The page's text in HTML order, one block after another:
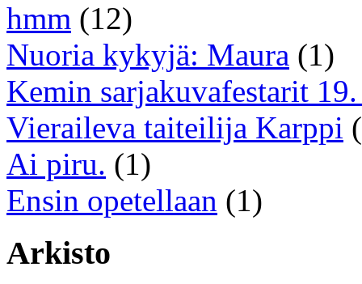
hmm (12)
Nuoria kykyjä: Maura (1)
Kemin sarjakuvafestarit
Vieraileva taiteilija Karppi
Ai piru. (1)
Ensin opetellaan (1)
Arkisto